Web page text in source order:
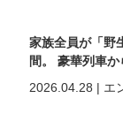
家族全員が「野
間。 豪華列車
2026.04.28 | エ